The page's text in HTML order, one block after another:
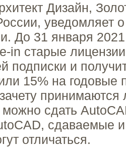
Дизайн,
уведомляет
До 31 января
in старые
подписки и
15% на годовые
принимаются
сдать
сдаваемые
отличаться.